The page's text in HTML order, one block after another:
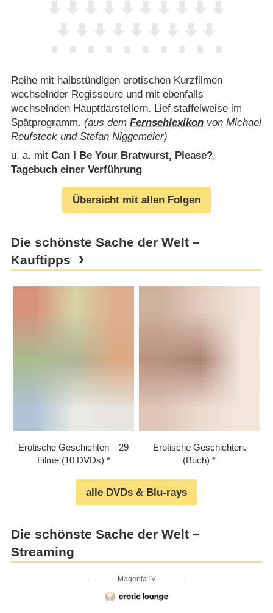
Reihe mit halbstündigen erotischen Kurzfilmen
wechselnder Regisseure und mit ebenfalls
wechselnden Hauptdarstellern. Lief staffelweise im
Spätprogramm. (aus dem Fernsehlexikonvon Michael
Reufsteck und Stefan Niggemeier)
u. a. mit Can I Be Your Bratwurst, Please?,
Tagebuch einer Verführung
Übersicht mit allen Folgen
Die schönste Sache der Welt –
Kauftipps
Erotische Geschichten – 29
Filme (10 DVDs)
Erotische Geschichten.
(Buch)
alle DVDs & Blu-rays
Die schönste Sache der Welt –
Streaming
MagentaTV